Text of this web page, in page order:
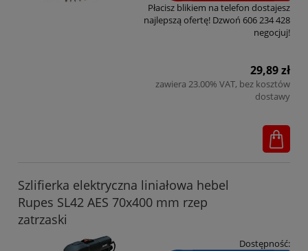
Płacisz blikiem na telefon dostajesz
najlepszą ofertę! Dzwoń 606 234 428
negocjuj!
29,89 zł
zawiera 23.00% VAT, bez kosztów
dostawy
Szlifierka elektryczna liniałowa hebel
Rupes SL42 AES 70x400 mm rzep
zatrzaski
Dostępność: